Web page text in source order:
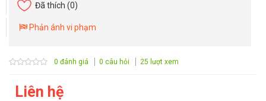
Đã thích (0)
Phản ánh vi phạm
0 đánh giá 0 câu hỏi 25 lượt xem
Liên hệ